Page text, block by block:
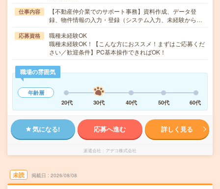
仕事内容
【不動産仲介業でのサポート事務】資料作成、データ登
録、物件情報の入力・登録（システム入力、未経験から…
応募資格
職種未経験OK
職種未経験OK！【こんな方におススメ！まずはご応募くだ
さい／歓迎条件】PC基本操作できればOK！
職場の雰囲気
年齢層
20代
30代 40代 50代 60代
気になる! 応募へ進む 詳しく見る
派遣会社 アデコ株式会社
未読 掲載日 2026/08/08